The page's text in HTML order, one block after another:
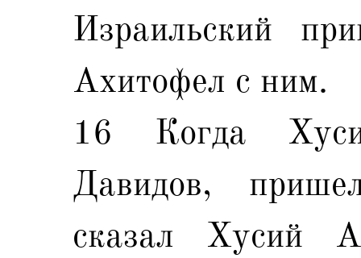
Израильский
Ахитофел с ним.
16 Когда
Давидов,
сказал Хусий